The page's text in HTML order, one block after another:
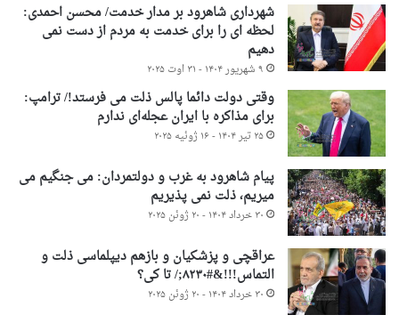
شهرداری شاهرود بر مدار خدمت/ محسن احمدی:
لحظه ای را برای خدمت به مردم از دست نمی
دهیم
۹ شهریور ۱۴۰۴ - ۳۱ اوت ۲۰۲۵
وقتی دولت دائما پالس ذلت می فرستد!/ ترامپ:
برای مذاکره با ایران عجله‌ای ندارم
۲۵ تیر ۱۴۰۴ - ۱۶ ژوئیه ۲۰۲۵
پیام شاهرود به غرب و دولتمردان: می جنگیم می
میریم، ذلت نمی پذیریم
۳۰ خرداد ۱۴۰۴ - ۲۰ ژوئن ۲۰۲۵
عراقچی و پزشکیان و بازهم دیپلماسی ذلت و
التماس!!!&#۸۲۳۰;/ تا کی؟
۳۰ خرداد ۱۴۰۴ - ۲۰ ژوئن ۲۰۲۵